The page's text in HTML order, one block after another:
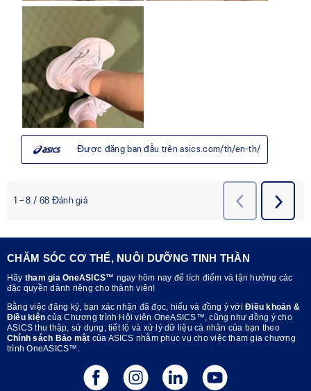
CHĂM SÓC CƠ THỂ, NUÔI DƯỠNG TINH THẦN
Hãy tham gia OneASICS™ ngay hôm nay để tích điểm và tận hưởng các
đặc quyền dành riêng cho thành viên!
Bằng việc đăng ký, bạn xác nhận đã đọc, hiểu và đồng ý với Điều khoản &
Điều kiện của Chương trình Hội viên OneASICS™, cũng như đồng ý cho
ASICS thu thập, sử dụng, tiết lộ và xử lý dữ liệu cá nhân của bạn theo
Chính sách Bảo mật của ASICS nhằm phục vụ cho việc tham gia chương
trình OneASICS™.